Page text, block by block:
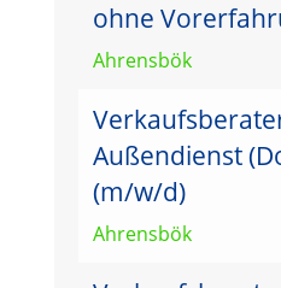
ohne
Ahrensbök
Außendienst
(m/w/d)
Ahrensbök